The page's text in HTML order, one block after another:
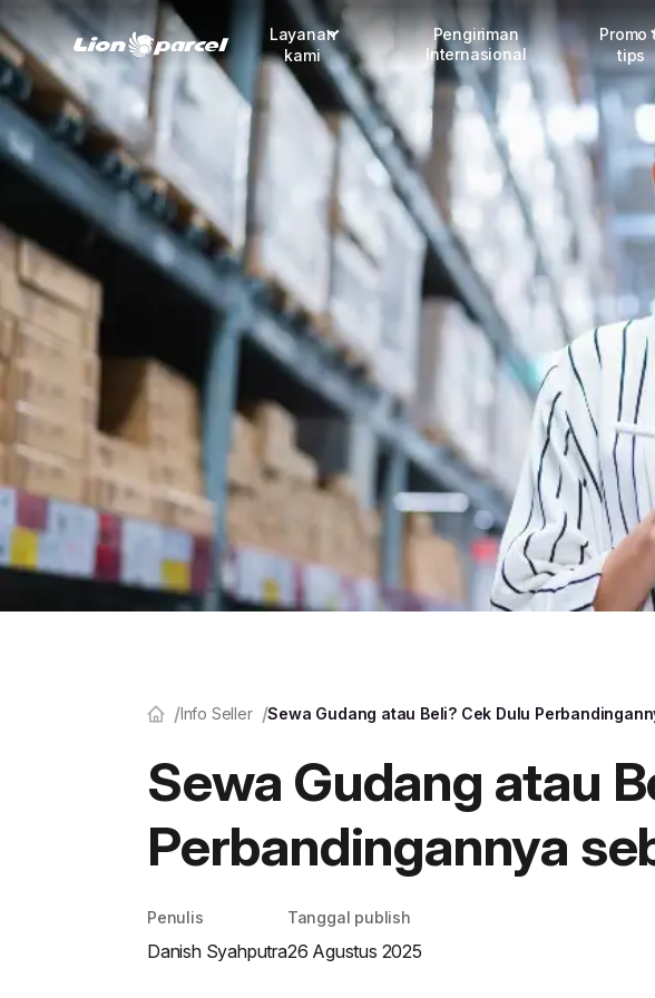
Layanan
kami
Pengiriman
Fulfillment
Korporasi
Daftar jadi Mitra
Lacak pendaftaran Mitra
Pengiriman
Internasional
Promo
tips
Info
Info
Info Seller Sewa Gudang atau Beli? Cek Dulu
Sewa Gudang atau
Perbandingannya
Penulis
Danish Syahputra
Tanggal publish
26 Agustus 2025